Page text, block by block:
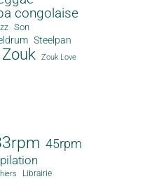
congolaise
Son
Steelpan
Zouk
Zouk Love
45rpm
Librairie